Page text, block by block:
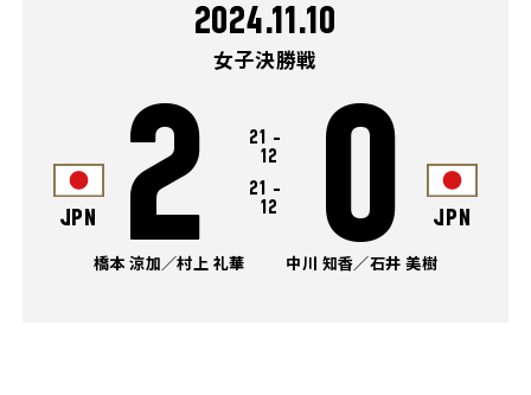
2024.11.10
女子決勝戦
JPN 2 21 -
12
21 -
12
0 JPN
橋本 涼加／村上 礼華 中川 知香／石井 美樹